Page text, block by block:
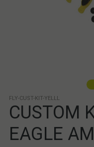
FLY-CUST-KIT-YELLL
CUSTOM
EAGLE